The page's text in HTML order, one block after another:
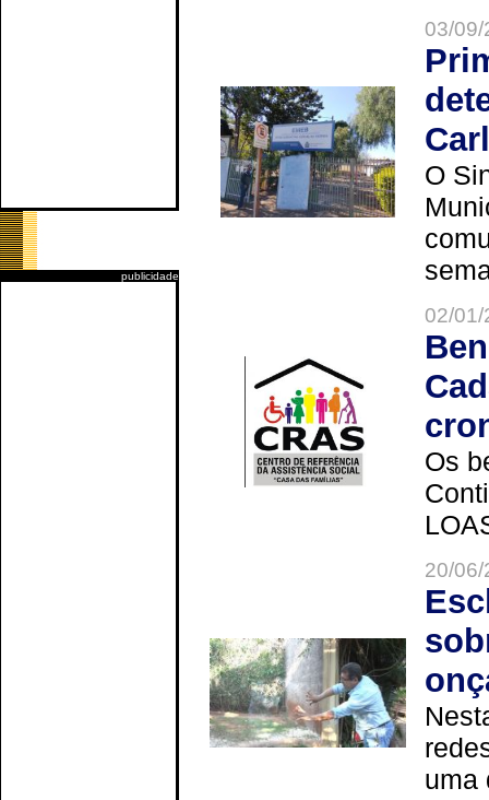
publicidade
03/
O
02/
Os
20/
uma